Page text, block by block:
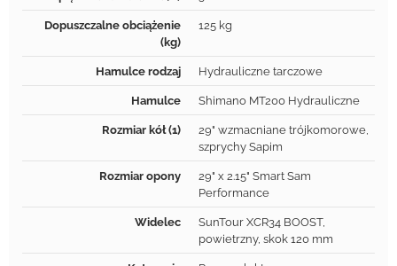
Dopuszczalne obciążenie
(kg)
125 kg
Hamulce rodzaj Hydrauliczne tarczowe
Hamulce Shimano MT200 Hydrauliczne
Rozmiar kół (1)
29" wzmacniane trójkomorowe,
szprychy Sapim
Rozmiar opony
29" x 2.15" Smart Sam
Performance
Widelec
SunTour XCR34 BOOST,
powietrzny, skok 120 mm